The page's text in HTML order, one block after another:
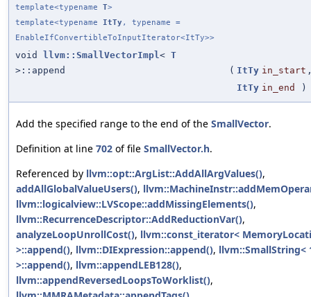
template<typename T>
template<typename ItTy , typename =
EnableIfConvertibleToInputIterator<ItTy>>
void llvm::SmallVectorImpl< T
>::append
( ItTy in_start
ItTy in_end )
Add the specified range to the end of the SmallVector.
Definition at line 702 of file SmallVector.h.
Referenced by llvm::opt::ArgList::AddAllArgValues(),
addAllGlobalValueUsers(),
llvm::logicalview::LVScope::addMissingElements(),
llvm::RecurrenceDescriptor::AddReductionVar(),
analyzeLoopUnrollCost(), llvm::const_iterator<
>::append(), llvm::DIExpression::append(), llvm::SmallString<
>::append(), llvm::appendLEB128(),
llvm::appendReversedLoopsToWorklist(),